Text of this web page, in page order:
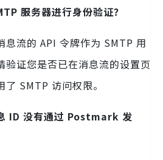
服务器进行身份验证？
息流的 API 令牌作为 SMTP 用
验证您是否已在消息流的设置页
SMTP 访问权限。
ID 没有通过 Postmark 发